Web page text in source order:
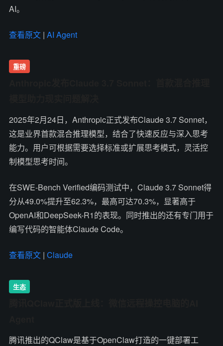
AI。
查看原文 | AI Agent
重磅
2025年2月24日，Anthropic正式发布Claude 3.7 Sonnet，
这是业界首款混合推理模型，结合了快速反应与深入思考
能力。用户可根据需要选择标准或扩展思考模式，灵活控
制模型思考时间。
在SWE-Bench Verified编码测试中，Claude 3.7 Sonnet得
分从49.0%提升至62.3%，最高可达70.3%，显著高于
OpenAI和DeepSeek-R1的表现。同时推出的还有专门用于
编写代码的智能体Claude Code。
查看原文 | Claude
生态
腾讯推出的QClaw是基于OpenClaw打造的一键部署工